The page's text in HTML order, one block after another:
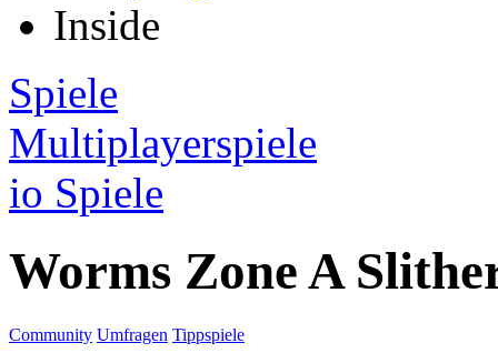
Inside
Spiele
Multiplayerspiele
io Spiele
Worms Zone A
Community Umfragen Tippspiele